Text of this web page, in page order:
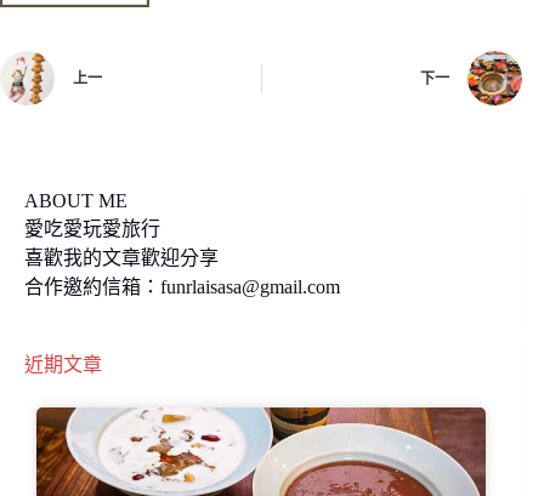
o
上一 下一
ABOUT ME
愛吃愛玩愛旅行
喜歡我的文章歡迎分享
合作邀約信箱： funrlaisasa@gmail.com
近期文章